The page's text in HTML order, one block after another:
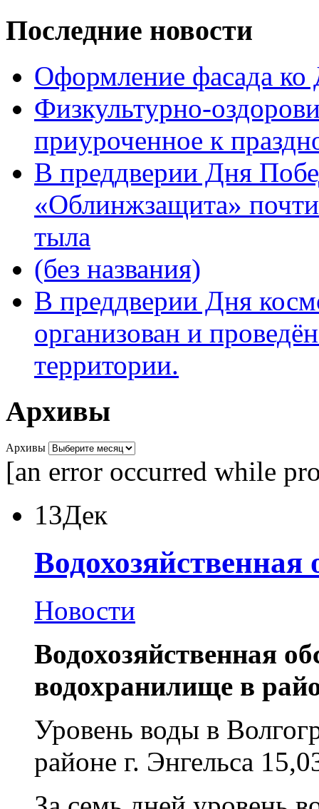
Последние новости
Оформление фасада
Физкультурно-
приуроченное к
В преддверии Дня
«Облинжзащита»
тыла
(без названия)
В преддверии Дня
организован и
территории.
Архивы
Архивы
[an error occurred while
13Дек
Водохозяйственная
Новости
Водохозяйственная
водохранилище в
Уровень воды в
районе г. Энгельса